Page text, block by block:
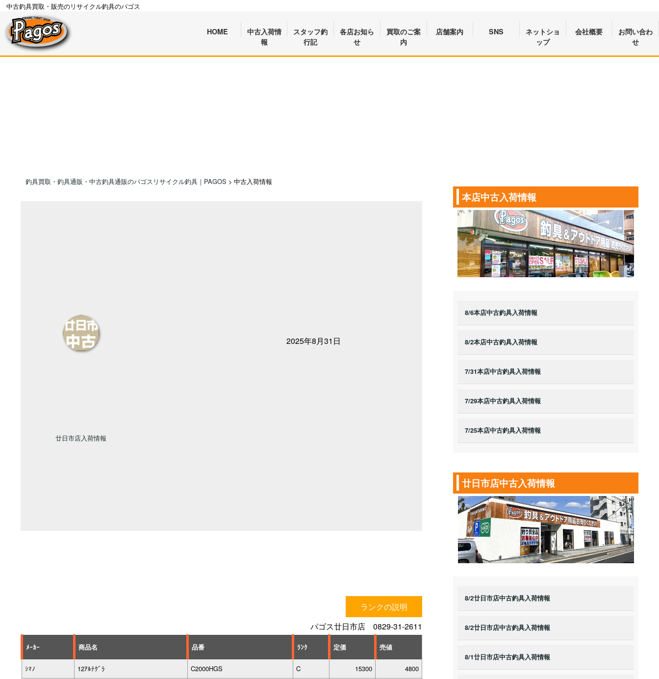
中古釣具買取・販売のリサイクル釣具のパゴス
HOME
中古入荷情
報
スタッフ釣
行記
各店お知ら
せ
買取のご案
内
店舗案内 SNS
ネットショ
ップ
会社概要
お問い合わ
せ
釣具買取・釣具通販・中古釣具通販のパゴスリサイクル釣具｜PAGOS > 中古入荷情報
廿日市店入荷情報
2025年8月31日
ランクの説明
パゴス廿日市店 0829-31-2611
ﾒｰｶｰ 商品名 品番 ﾗﾝｸ 定価 売値
ｼﾏﾉ 12ｱﾙﾃｸﾞﾗ C2000HGS C 15300 4800
本店中古入荷情報
8/6本店中古釣具入荷情報
8/2本店中古釣具入荷情報
7/31本店中古釣具入荷情報
7/29本店中古釣具入荷情報
7/25本店中古釣具入荷情報
廿日市店中古入荷情報
8/2廿日市店中古釣具入荷情報
8/2廿日市店中古釣具入荷情報
8/1廿日市店中古釣具入荷情報